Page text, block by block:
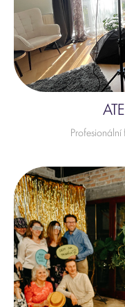
Profesionální